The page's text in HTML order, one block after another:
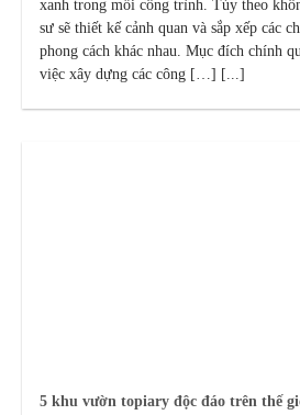
xanh trong mỗi công trình. Tùy theo
sư sẽ thiết kế cảnh quan và sắp xếp các
phong cách khác nhau. Mục đích chính
việc xây dựng các công […] [...]
5 khu vườn topiary độc đáo trên thế